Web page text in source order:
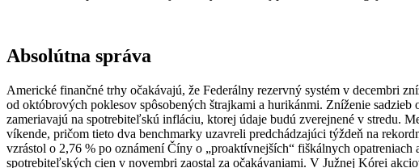
Absolútna správa
Americké finančné trhy očakávajú, že Federálny rezervný systém v decembri
od októbrových poklesov spôsobených štrajkami a hurikánmi. Zníženie
zameriavajú na spotrebiteľskú infláciu, ktorej údaje budú zverejnené v stredu.
víkende, pričom tieto dva benchmarky uzavreli predchádzajúci týždeň na
vzrástol o 2,76 % po oznámení Číny o „proaktívnejších“ fiškálnych
spotrebiteľských cien v novembri zaostal za očakávaniami. V Južnej Kórei